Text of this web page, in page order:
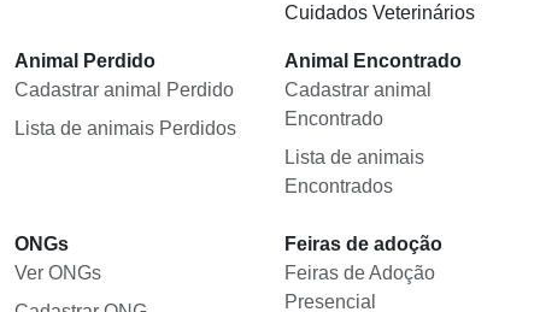
Cuidados Veterinários
Animal Perdido
Cadastrar animal Perdido
Lista de animais Perdidos
Animal Encontrado
Cadastrar animal
Encontrado
Lista de animais
Encontrados
ONGs
Ver ONGs
Feiras de adoção
Feiras de Adoção
Presencial